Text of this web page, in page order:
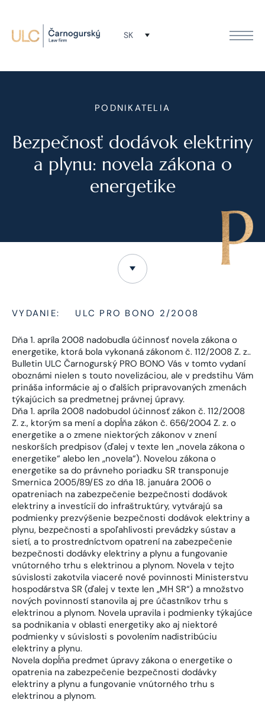
SK
PODNIKATELIA
Bezpečnosť dodávok elektriny
a plynu: novela zákona o
energetike
VYDANIE: ULC PRO BONO 2/2008
Dňa 1. apríla 2008 nadobudla účinnosť novela zákona o
energetike, ktorá bola vykonaná zákonom č. 112/2008 Z. z..
Bulletin ULC Čarnogurský PRO BONO Vás v tomto vydaní
oboznámi nielen s touto novelizáciou, ale v predstihu Vám
prináša informácie aj o ďalších pripravovaných zmenách
týkajúcich sa predmetnej právnej úpravy.
Dňa 1. apríla 2008 nadobudol účinnosť zákon č. 112/2008
Z. z., ktorým sa mení a dopĺňa zákon č. 656/2004 Z. z. o
energetike a o zmene niektorých zákonov v znení
neskorších predpisov (ďalej v texte len „novela zákona o
energetike“ alebo len „novela“). Novelou zákona o
energetike sa do právneho poriadku SR transponuje
Smernica 2005/89/ES zo dňa 18. januára 2006 o
opatreniach na zabezpečenie bezpečnosti dodávok
elektriny a investícií do infraštruktúry, vytvárajú sa
podmienky prezvýšenie bezpečnosti dodávok elektriny a
plynu, bezpečnosti a spoľahlivosti prevádzky sústav a
sietí, a to prostredníctvom opatrení na zabezpečenie
bezpečnosti dodávky elektriny a plynu a fungovanie
vnútorného trhu s elektrinou a plynom. Novela v tejto
súvislosti zakotvila viaceré nové povinnosti Ministerstvu
hospodárstva SR (ďalej v texte len „MH SR“) a množstvo
nových povinností stanovila aj pre účastníkov trhu s
elektrinou a plynom. Novela upravila i podmienky týkajúce
sa podnikania v oblasti energetiky ako aj niektoré
podmienky v súvislosti s povolením nadistribúciu
elektriny a plynu.
Novela dopĺňa predmet úpravy zákona o energetike o
opatrenia na zabezpečenie bezpečnosti dodávky
elektriny a plynu a fungovanie vnútorného trhu s
elektrinou a plynom.